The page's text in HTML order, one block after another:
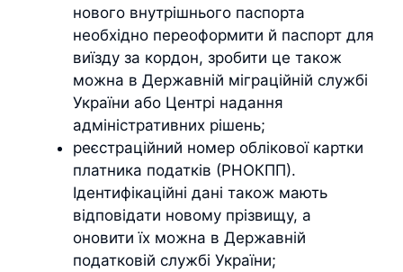
нового внутрішнього паспорта
необхідно переоформити й паспорт для
виїзду за кордон, зробити це також
можна в Державній міграційній службі
України або Центрі надання
адміністративних рішень;
реєстраційний номер облікової картки
платника податків (РНОКПП).
Ідентифікаційні дані також мають
відповідати новому прізвищу, а
оновити їх можна в Державній
податковій службі України;